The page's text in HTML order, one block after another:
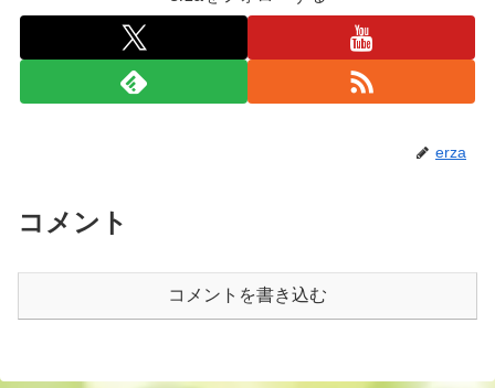
erza
コメント
コメントを書き込む